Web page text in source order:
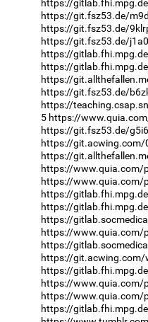
https://
https://git.fsz53.de/
https://git.fsz53.de/
https://git.fsz53.de/
https://
https://
https://
https://git.fsz53.de/
https://
5 https://
https://git.fsz53.de/
https://
https://
https://www.quia.com/
https://www.quia.com/
https://
https://
https://
https://www.quia.com/
https://
https://
https://
https://www.quia.com/
https://www.quia.com/
https://